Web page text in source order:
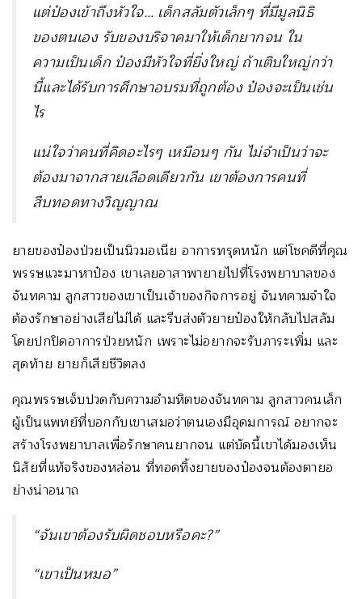
แต่ป๋องเข้าถึงหัวใจ… เด็กสลัมตัวเล็กๆ ที่มีมูลนิธิ
ของตนเอง รับของบริจาคมาให้เด็กยากจน ใน
ความเป็นเด็ก ป๋องมีหัวใจที่ยิ่งใหญ่ ถ้าเติบใหญ่กว่า
นี้และได้รับการศึกษาอบรมที่ถูกต้อง ป๋องจะเป็นเช่น
ไร
แน่ใจว่าคนที่คิดอะไรๆ เหมือนๆ กัน ไม่จำเป็นว่าจะ
ต้องมาจากสายเลือดเดียวกัน เขาต้องการคนที่
สืบทอดทางวิญญาณ
ยายของป๋องป่วยเป็นนิวมอเนีย อาการทรุดหนัก แต่โชคดีที่คุณ
พรรษแวะมาหาป๋อง เขาเลยอาสาพายายไปที่โรงพยาบาลของ
จันทคาม ลูกสาวของเขาเป็นเจ้าของกิจการอยู่ จันทคามจำใจ
ต้องรักษาอย่างเสียไม่ได้ และรีบส่งตัวยายป๋องให้กลับไปสลัม
โดยปกปิดอาการป่วยหนัก เพราะไม่อยากจะรับภาระเพิ่ม และ
สุดท้าย ยายก็เสียชีวิตลง
คุณพรรษเจ็บปวดกับความอำมหิตของจันทคาม ลูกสาวคนเล็ก
ผู้เป็นแพทย์ที่บอกกับเขาเสมอว่าตนเองมีอุดมการณ์ อยากจะ
สร้างโรงพยาบาลเพื่อรักษาคนยากจน แต่บัดนี้เขาได้มองเห็น
นิสัยที่แท้จริงของหล่อน ที่ทอดทิ้งยายของป๋องจนต้องตายอ
ย่างน่าอนาถ
“จันเขาต้องรับผิดชอบหรือคะ?”
“เขาเป็นหมอ”